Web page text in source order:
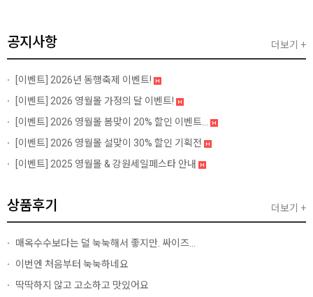
공지사항
[이벤트] 2026년 동행축제 이벤트!
[이벤트] 2026 영월몰 가정의 달 이벤트!
[이벤트] 2026 영월몰 봄맞이 20% 할인 이벤트...
[이벤트] 2026 영월몰 설맞이 30% 할인 기획전
[이벤트] 2025 영월몰 & 강원세일페스타 안내
더보기 +
상품후기
매옥수수보다는 덜 눅눅해서 좋지만. 싸이즈...
이번엔 처음부터 눅눅하네요
딱딱하지 않고 고소하고 맛있어요
더보기 +